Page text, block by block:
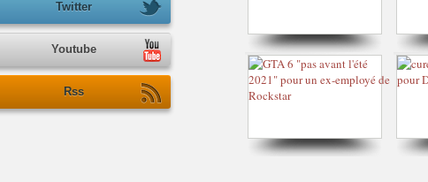
Twitter
Youtube
Rss